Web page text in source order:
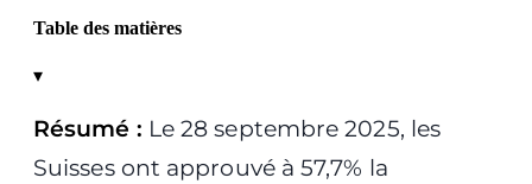
Table des matières
▾
Résumé : Le 28 septembre 2025, les
Suisses ont approuvé à 57,7% la